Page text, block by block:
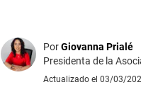
PorGiovanna Prialé
Presidenta de la
Actualizado el 03/03/